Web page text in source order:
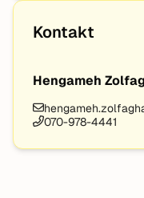
Kontakt
Hengameh
070-978-4441